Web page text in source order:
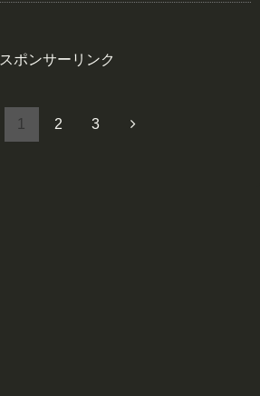
スポンサーリンク
1 2 3